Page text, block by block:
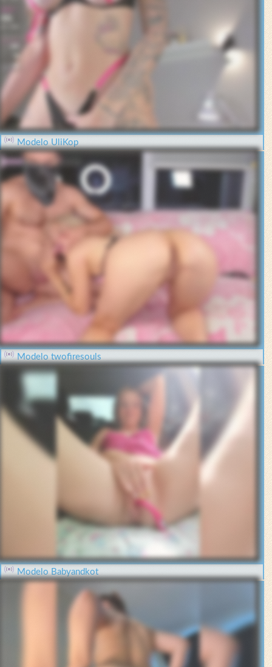
Modelo UliKop
Modelo twofiresouls
Modelo Babyandkot